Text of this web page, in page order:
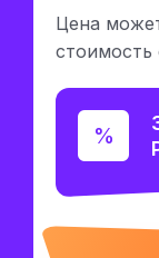
Цена
стоимость